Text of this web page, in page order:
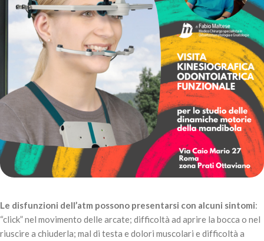
Le disfunzioni dell’atm possono presentarsi con alcuni sintomi:
“click” nel movimento delle arcate; difficoltà ad aprire la bocca o nel
riuscire a chiuderla; mal di testa e dolori muscolari e difficoltà a